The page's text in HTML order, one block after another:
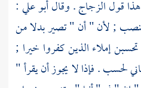
قولالزجاج. وقالأبو علي:
; لأن " أن " تصير بدلا من
إملاء الذين كفروا خيرا ;
لحسب . فإذا لا يجوز أن يقرأ "